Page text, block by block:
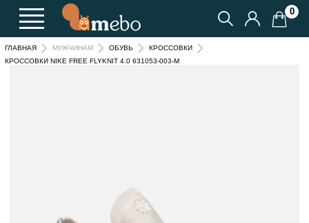
0
ГЛАВНАЯ МУЖЧИНАМ ОБУВЬ
КРОССОВКИ
КРОССОВКИ NIKE FREE FLYKNIT 4.0 631053-003-M